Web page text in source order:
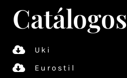
Catálogos
Uki
Eurostil